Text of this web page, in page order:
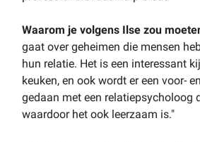
Waarom je volgens Ilse zou
gaat over geheimen die mensen
hun relatie. Het is een interessant
keuken, en ook wordt er een voor-
gedaan met een relatiepsycholoog
waardoor het ook leerzaam is."